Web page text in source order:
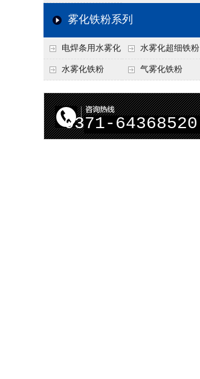
雾化铁粉系列
电焊条用水雾化
铁粉
水雾化超细铁粉
水雾化铁粉 气雾化铁粉
0371-64368520